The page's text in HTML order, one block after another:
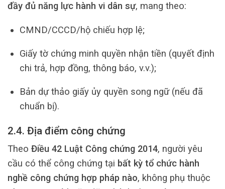
đầy đủ năng lực hành vi dân sự, mang theo:
CMND/CCCD/hộ chiếu hợp lệ;
Giấy tờ chứng minh quyền nhận tiền (quyết định
chi trả, hợp đồng, thông báo, v.v.);
Bản dự thảo giấy ủy quyền song ngữ (nếu đã
chuẩn bị).
2.4. Địa điểm công chứng
Theo Điều 42 Luật Công chứng 2014, người yêu
cầu có thể công chứng tại bất kỳ tổ chức hành
nghề công chứng hợp pháp nào, không phụ thuộc